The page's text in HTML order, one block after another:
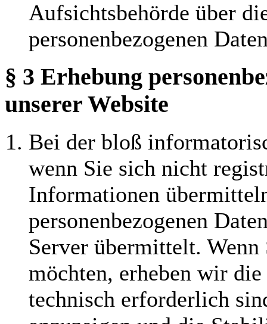
Aufsichtsbehörde über
personenbezogenen
§ 3 Erhebung
unserer Website
Bei der bloß
wenn Sie sich nicht
Informationen
personenbezogenen
Server übermittelt. Wenn
möchten, erheben wir
technisch erforderlich